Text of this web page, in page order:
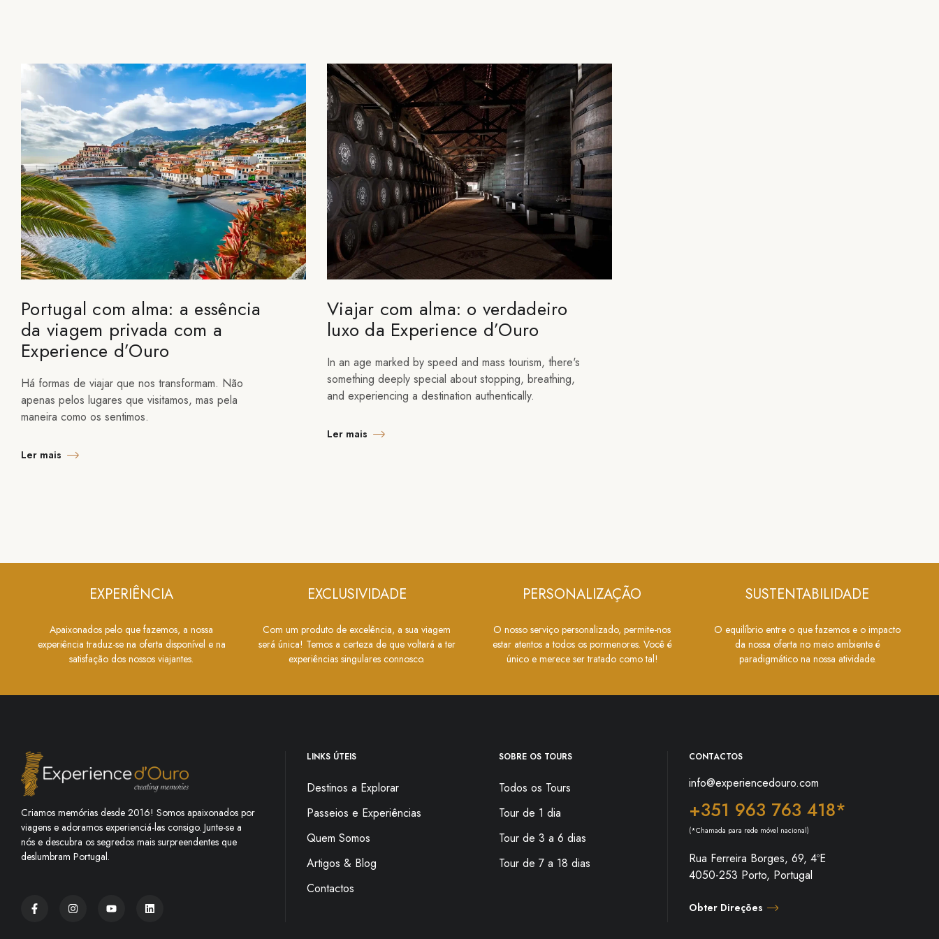
Portugal com alma: a essência
da viagem privada com a
Experience d’Ouro
Há formas de viajar que nos transformam. Não
apenas pelos lugares que visitamos, mas pela
maneira como os sentimos.
Ler mais
Viajar com alma: o verdadeiro
luxo da Experience d’Ouro
In an age marked by speed and mass tourism, there's
something deeply special about stopping, breathing,
and experiencing a destination authentically.
Ler mais
EXPERIÊNCIA
Apaixonados pelo que fazemos, a nossa
experiência traduz-se na oferta disponível e na
satisfação dos nossos viajantes.
EXCLUSIVIDADE
Com um produto de excelência, a sua viagem
será única! Temos a certeza de que voltará a ter
experiências singulares connosco.
PERSONALIZAÇÃO
O nosso serviço personalizado, permite-nos
estar atentos a todos os pormenores. Você é
único e merece ser tratado como tal!
SUSTENTABILIDADE
O equilíbrio entre o que fazemos e o impacto
da nossa oferta no meio ambiente é
paradigmático na nossa atividade.
Criamos memórias desde 2016! Somos apaixonados por
viagens e adoramos experienciá-las consigo. Junte-se a
nós e descubra os segredos mais surpreendentes que
deslumbram Portugal.
LINKS ÚTEIS
Destinos a Explorar
Passeios e Experiências
Quem Somos
Artigos & Blog
Contactos
SOBRE OS TOURS
Todos os Tours
Tour de 1 dia
Tour de 3 a 6 dias
Tour de 7 a 18 dias
CONTACTOS
info@experiencedouro.com
+351 963 763 418*
(*Chamada para rede móvel nacional)
Rua Ferreira Borges, 69, 4ºE
4050-253 Porto, Portugal
Obter Direções